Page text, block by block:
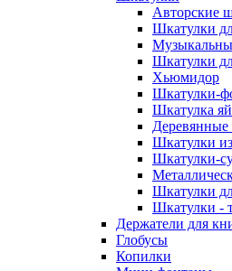
Авторские
Шкатулки
Шкатулки
Хьюмидор
Шкатулки-
Шкатулка
Деревянные
Шкатулки
Шкатулки-
Шкатулки
Шкатулки -
Держатели для
Глобусы
Копилки